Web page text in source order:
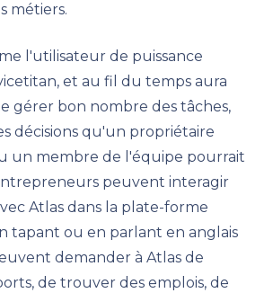
métiers.
l'utilisateur de puissance
et au fil du temps aura
gérer bon nombre des tâches,
décisions qu'un propriétaire
un membre de l'équipe pourrait
peuvent interagir
Atlas dans la plate-forme
tapant ou en parlant en anglais
demander à Atlas de
de trouver des emplois, de